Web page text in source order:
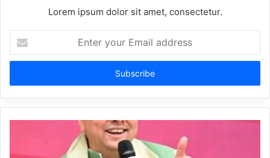
Lorem ipsum dolor sit amet, consectetur.
Enter
your
Email